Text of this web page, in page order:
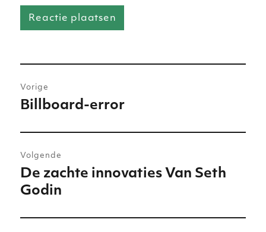
navigatie
Vorige
Vorig
Billboard-error
Volgende
Volgend
bericht:
De zachte innovaties Van Seth
Godin